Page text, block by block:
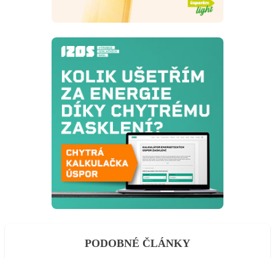
PODOBNÉ ČLÁNKY